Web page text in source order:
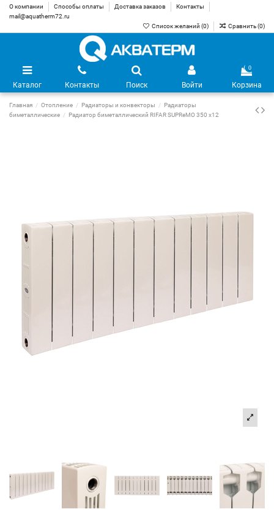
О компании Способы оплаты Доставка заказов
Контакты
mail@aquatherm72.ru
Список желаний (0) Сравнить (0)
Каталог Контакты Поиск Войти
0
Корзина
Главная Отопление Радиаторы и конвекторы
Радиаторы
биметаллические
Радиатор биметаллический RIFAR SUPReMO 350 х12